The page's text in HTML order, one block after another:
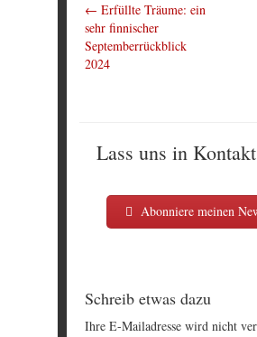
← Erfüllte Träume: ein
sehr finnischer
Septemberrückblick
2024
Lass uns in
Abonniere meinen
Schreib etwas dazu
Ihre E-Mailadresse wird nicht